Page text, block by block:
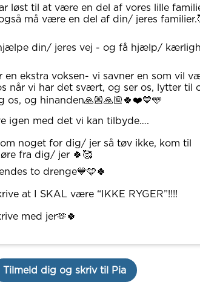
løst til at være en del af vores lille
må være en del af din/ jeres
din/ jeres vej - og få hjælp/
en ekstra voksen- vi savner en som vil
når vi har det svært, og ser os, lytter til
os, og hinanden🙏🏼🙏🏼🍀❤️💙🩵
igen med det vi kan tilbyde….
noget for dig/ jer så tøv ikke, kom til
fra dig/ jer 🍀🥰
to drenge💙🩵🍀
at I SKAL være “IKKE RYGER”!!!!
med jer🫶🍀
Tilmeld dig og skriv til Pia